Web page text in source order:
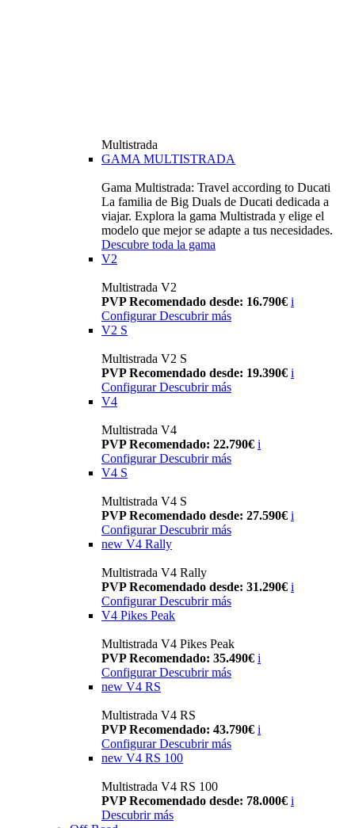
Multistrada
GAMA MULTISTRADA
Gama Multistrada: Travel according to Ducati
La familia de Big Duals de Ducati dedicada a
viajar. Explora la gama Multistrada y elige el
modelo que mejor se adapte a tus necesidades.
Descubre toda la gama
V2
Multistrada V2
PVP Recomendado desde: 16.790€ i
Configurar Descubrir más
V2 S
Multistrada V2 S
PVP Recomendado desde: 19.390€ i
Configurar Descubrir más
V4
Multistrada V4
PVP Recomendado: 22.790€ i
Configurar Descubrir más
V4 S
Multistrada V4 S
PVP Recomendado desde: 27.590€ i
Configurar Descubrir más
new V4 Rally
Multistrada V4 Rally
PVP Recomendado desde: 31.290€ i
Configurar Descubrir más
V4 Pikes Peak
Multistrada V4 Pikes Peak
PVP Recomendado: 35.490€ i
Configurar Descubrir más
new V4 RS
Multistrada V4 RS
PVP Recomendado: 43.790€ i
ConfigurarDescubrir más
new V4 RS 100
Multistrada V4 RS 100
PVP Recomendado desde: 78.000€ i
Descubrir más